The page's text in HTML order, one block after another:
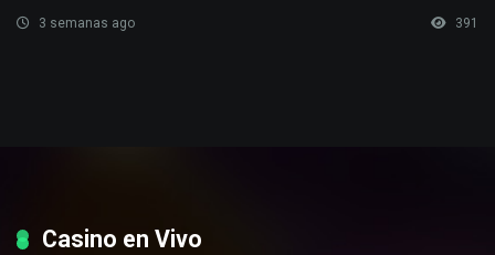
3 semanas ago 391
Casino en Vivo